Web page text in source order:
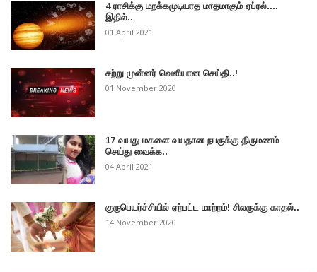
4 ராசிக்கு மறக்கமுடியாத மாதமாகும் ஏப்ரல்....
இதில்..
01 April 2021
சற்று முன்னர் வெளியான செய்தி..!
01 November 2020
17 வயது மகளை வயதான நபருக்கு திருமணம்
செய்து வைக்க..
04 April 2021
குருபெயர்ச்சியில் ஏற்பட்ட மாற்றம்! சிலருக்கு காதல்..
14 November 2020